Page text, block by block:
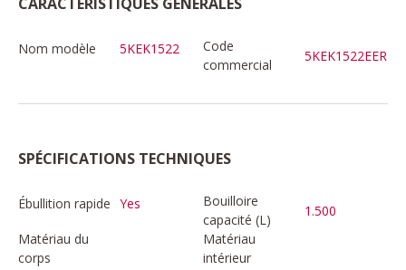
Nom modèle 5KEK1522
Code
commercial
5KEK1522EER
SPÉCIFICATIONS TECHNIQUES
Ébullition rapide Yes
Bouilloire
capacité (L)
1.500
Matériau du
corps
Matériau
intérieur